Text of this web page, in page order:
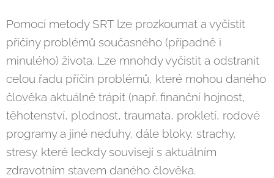
Pomocí metody SRT lze prozkoumat a vyčistit
příčiny problémů současného (případně i
minulého) života. Lze mnohdy vyčistit a odstranit
celou řadu příčin problémů, které mohou daného
člověka aktuálně trápit (např. finanční hojnost,
těhotenství, plodnost, traumata, prokletí, rodové
programy a jiné neduhy, dále bloky, strachy,
stresy. které leckdy souvisejí s aktuálním
zdravotním stavem daného člověka.